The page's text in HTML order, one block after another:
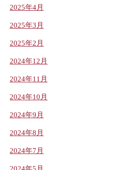
2025年4月
2025年3月
2025年2月
2024年12月
2024年11月
2024年10月
2024年9月
2024年8月
2024年7月